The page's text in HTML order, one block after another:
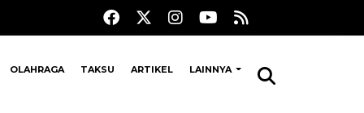
OLAHRAGA TAKSU ARTIKEL LAINNYA